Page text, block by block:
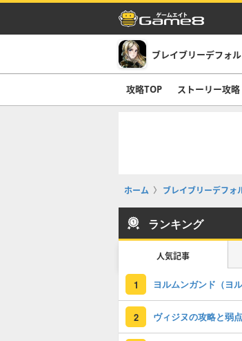
ブレイブリーデフォ
攻略TOP ストーリー攻略
ホーム ブレイブリーデフォ
ランキング
人気記事
1
2 ヴィジヌの攻略と弱